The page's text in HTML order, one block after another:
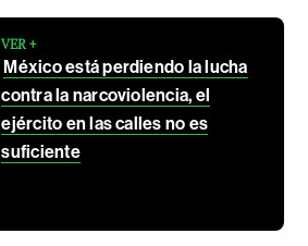
VER +
México está perdiendo la lucha
contra la narcoviolencia, el
ejército en las calles no es
suficiente